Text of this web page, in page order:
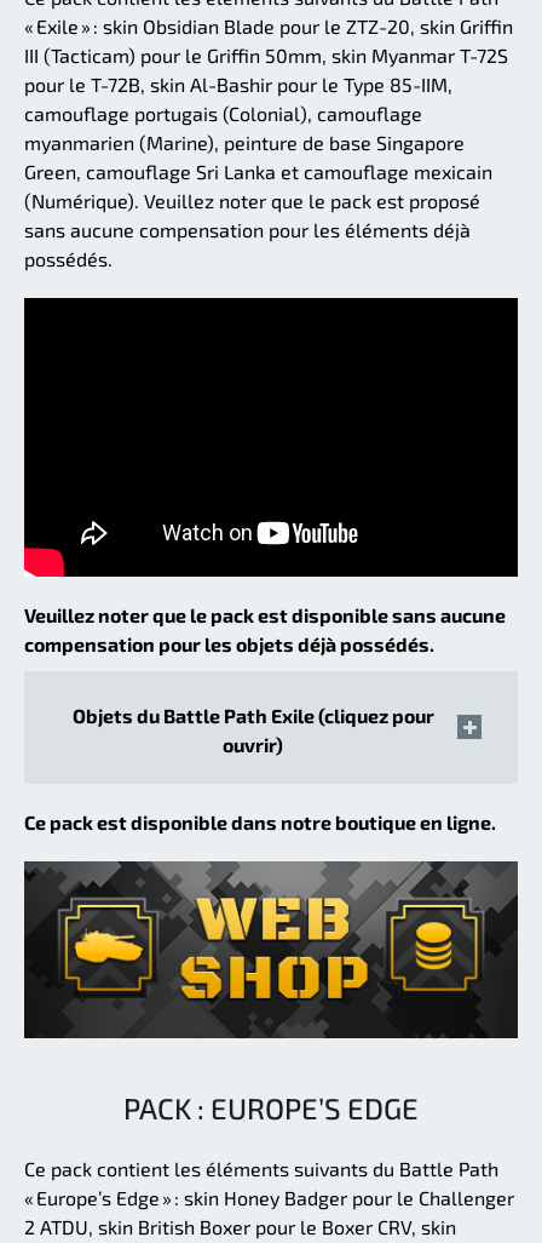
« Exile » : skin Obsidian Blade pour le ZTZ-20, skin Griffin
III (Tacticam) pour le Griffin 50mm, skin Myanmar T-72S
pour le T-72B, skin Al-Bashir pour le Type 85-IIM,
camouflage portugais (Colonial), camouflage
myanmarien (Marine), peinture de base Singapore
Green, camouflage Sri Lanka et camouflage mexicain
(Numérique). Veuillez noter que le pack est proposé
sans aucune compensation pour les éléments déjà
possédés.
Veuillez noter que le pack est disponible sans aucune
compensation pour les objets déjà possédés.
Objets du Battle Path Exile (cliquez pour
ouvrir)
Ce pack est disponible dans notre boutique en ligne.
PACK : EUROPE’S EDGE
Ce pack contient les éléments suivants du Battle Path
« Europe’s Edge » : skin Honey Badger pour le Challenger
2 ATDU, skin British Boxer pour le Boxer CRV, skin